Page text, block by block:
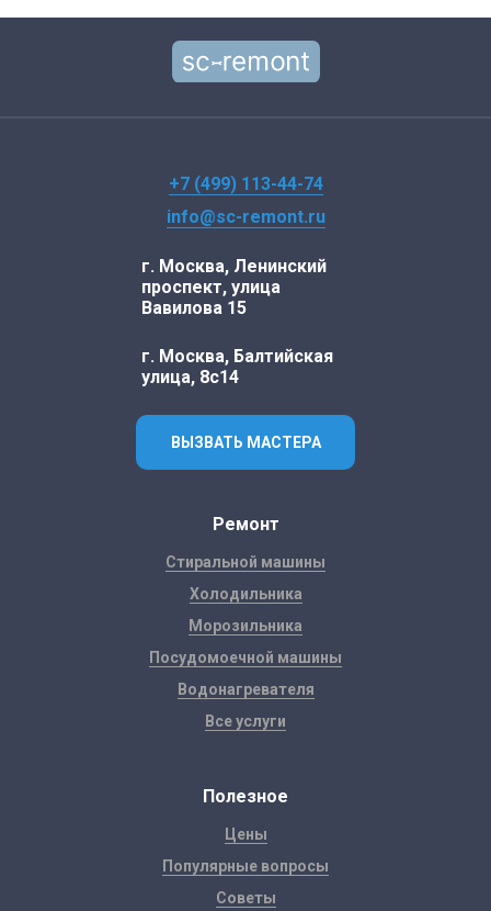
+7 (499) 113-44-74
info@sc-remont.ru
г. Москва, Ленинский
проспект, улица
Вавилова 15
г. Москва, Балтийская
улица, 8с14
ВЫЗВАТЬ МАСТЕРА
Ремонт
Стиральной машины
Холодильника
Морозильника
Посудомоечной машины
Водонагревателя
Все услуги
Полезное
Цены
Популярные вопросы
Советы